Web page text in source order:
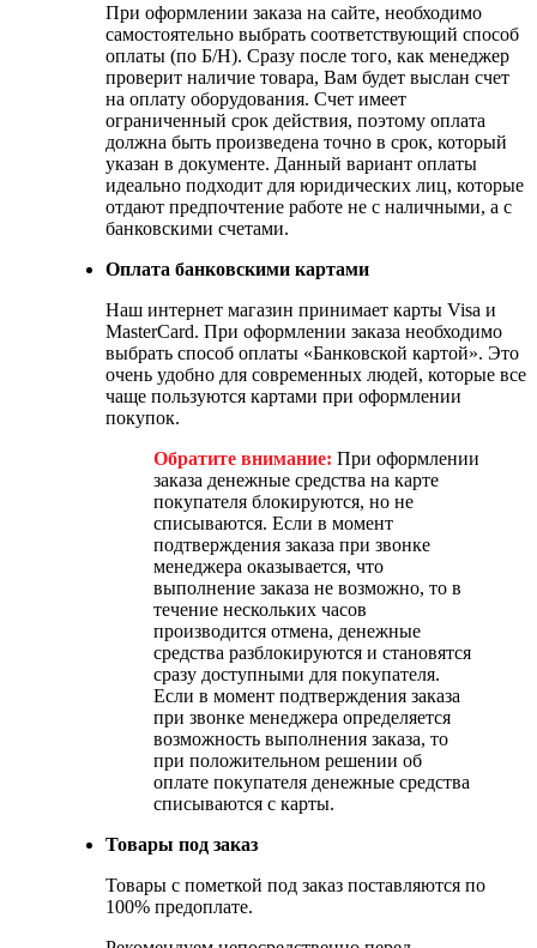
При оформлении заказа на сайте, необходимо
самостоятельно выбрать соответствующий способ
оплаты (по Б/Н). Сразу после того, как менеджер
проверит наличие товара, Вам будет выслан счет
на оплату оборудования. Счет имеет
ограниченный срок действия, поэтому оплата
должна быть произведена точно в срок, который
указан в документе. Данный вариант оплаты
идеально подходит для юридических лиц, которые
отдают предпочтение работе не с наличными, а с
банковскими счетами.
Оплата банковскими картами
Наш интернет магазин принимает карты Visa и
MasterCard. При оформлении заказа необходимо
выбрать способ оплаты «Банковской картой». Это
очень удобно для современных людей, которые все
чаще пользуются картами при оформлении
покупок.
Обратите внимание: При оформлении
заказа денежные средства на карте
покупателя блокируются, но не
списываются. Если в момент
подтверждения заказа при звонке
менеджера оказывается, что
выполнение заказа не возможно, то в
течение нескольких часов
производится отмена, денежные
средства разблокируются и становятся
сразу доступными для покупателя.
Если в момент подтверждения заказа
при звонке менеджера определяется
возможность выполнения заказа, то
при положительном решении об
оплате покупателя денежные средства
списываются с карты.
Товары под заказ
Товары с пометкой под заказ поставляются по
100% предоплате.